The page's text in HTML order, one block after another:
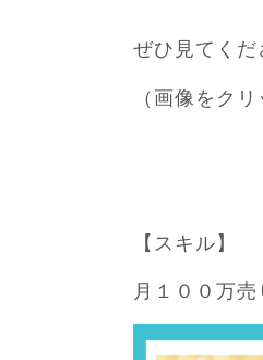
ぜひ見てくだ
（画像をク
【スキル】
月１００万